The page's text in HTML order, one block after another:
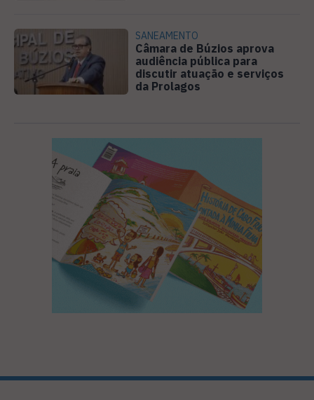
SANEAMENTO
Câmara de Búzios aprova
audiência pública para
discutir atuação e serviços
da Prolagos